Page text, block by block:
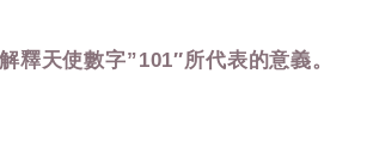
釋天使數字”101″所代表的意義。